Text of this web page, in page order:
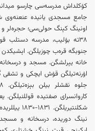
کۉکلداش مدرسه‌سی چارسو
جامع مسجدی یانیده عنعنه‌وی
اونینگ کېنگ حولی‌سی؛ حجره‌لر و
جنوبگه قره‌ب چوزیلگن.
خانه یېرلشگن. مسجد و
اۉرنه‌تیلگن قۉش ایچکی و تشقی
کاروانسرای صفتیده قوللنیلگن.
نینگ دوریده، درسخانه و